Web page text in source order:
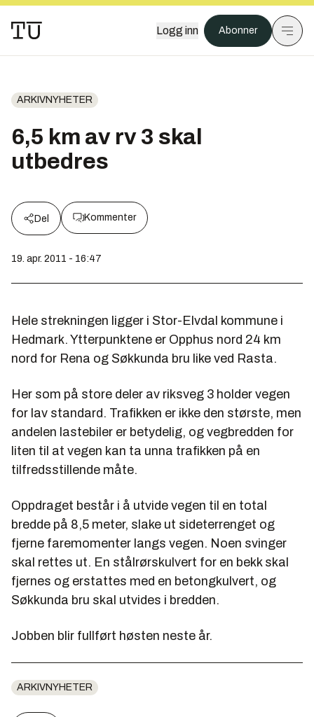
Logg inn Abonner
ARKIVNYHETER
6,5 km av rv 3 skal
utbedres
Del Kommenter
19. apr. 2011 - 16:47
Hele strekningen ligger i Stor-Elvdal kommune i
Hedmark. Ytterpunktene er Opphus nord 24 km
nord for Rena og Søkkunda bru like ved Rasta.
Her som på store deler av riksveg 3 holder vegen
for lav standard. Trafikken er ikke den største, men
andelen lastebiler er betydelig, og vegbredden for
liten til at vegen kan ta unna trafikken på en
tilfredsstillende måte.
Oppdraget består i å utvide vegen til en total
bredde på 8,5 meter, slake ut sideterrenget og
fjerne faremomenter langs vegen. Noen svinger
skal rettes ut. En stålrørskulvert for en bekk skal
fjernes og erstattes med en betongkulvert, og
Søkkunda bru skal utvides i bredden.
Jobben blir fullført høsten neste år.
ARKIVNYHETER